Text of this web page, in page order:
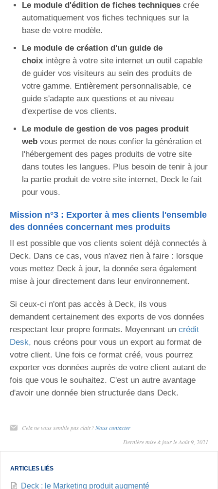
Le module d'édition de fiches techniques crée
automatiquement vos fiches techniques sur la
base de votre modèle.
Le module de création d'un guide de
choix intègre à votre site internet un outil capable
de guider vos visiteurs au sein des produits de
votre gamme. Entièrement personnalisable, ce
guide s'adapte aux questions et au niveau
d'expertise de vos clients.
Le module de gestion de vos pages produit
web vous permet de nous confier la génération et
l'hébergement des pages produits de votre site
dans toutes les langues. Plus besoin de tenir à jour
la partie produit de votre site internet, Deck le fait
pour vous.
Mission n°3 : Exporter à mes clients l'ensemble
des données concernant mes produits
Il est possible que vos clients soient déjà connectés à
Deck. Dans ce cas, vous n'avez rien à faire : lorsque
vous mettez Deck à jour, la donnée sera également
mise à jour directement dans leur environnement.
Si ceux-ci n'ont pas accès à Deck, ils vous
demandent certainement des exports de vos données
respectant leur propre formats. Moyennant un crédit
Desk, nous créons pour vous un export au format de
votre client. Une fois ce format créé, vous pourrez
exporter vos données auprès de votre client autant de
fois que vous le souhaitez. C'est un autre avantage
d'avoir une donnée bien structurée dans Deck.
Cela ne vous semble pas clair?Nous contacter
Dernière mise à jour le Août 9, 2021
ARTICLES LIÉS
Deck : le Marketing produit augmenté